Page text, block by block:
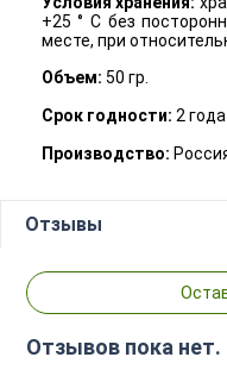
+25 ° С без
месте, при
Объем: 50 гр.
Срок годности: 2
Производство:
Отзывы
Отзывов пока нет.